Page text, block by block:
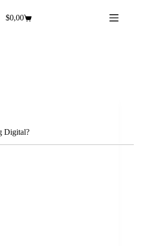
Carro
$0,00
Digital?